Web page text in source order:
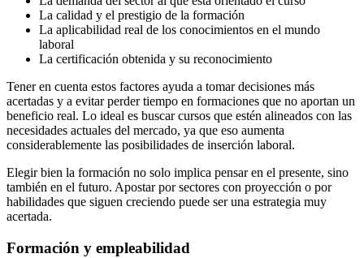
La calidad y el prestigio de la formación
La aplicabilidad real de los conocimientos en el mundo
laboral
La certificación obtenida y su reconocimiento
Tener en cuenta estos factores ayuda a tomar decisiones más
acertadas y a evitar perder tiempo en formaciones que no aportan un
beneficio real. Lo ideal es buscar cursos que estén alineados con las
necesidades actuales del mercado, ya que eso aumenta
considerablemente las posibilidades de inserción laboral.
Elegir bien la formación no solo implica pensar en el presente, sino
también en el futuro. Apostar por sectores con proyección o por
habilidades que siguen creciendo puede ser una estrategia muy
acertada.
Formación y empleabilidad